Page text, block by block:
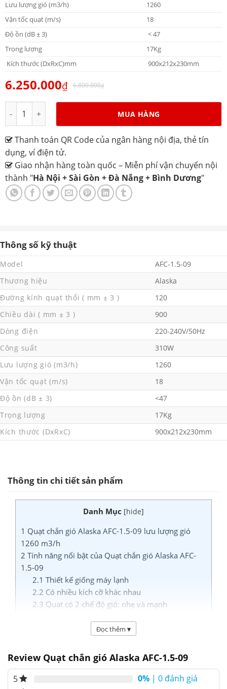
Lưu lượng gió (m3/h)
1260
Vận tốc quạt (m/s)
18
Độ ồn (dB ± 3)
< 47
Trọng lượng
17Kg
Kích thước (DxRxC)mm
900x212x230mm
6.250.000₫ 6.800.000₫
MUA HÀNG
Thanh toán QR Code của ngân hàng nội địa, thẻ tín
dụng, ví điện tử.
Giao nhận hàng toàn quốc – Miễn phí vận chuyển nội
thành "Hà Nội + Sài Gòn + Đà Nẵng + Bình Dương"
Thông số kỹ thuật
Model
AFC-1.5-09
Thương hiệu
Alaska
Đường kính quạt thổi ( mm ± 3 )
120
Chiều dài ( mm ± 3 )
900
Dòng điện
220-240V/50Hz
Công suất
310W
Lưu lượng gió (m3/h)
1260
Vận tốc quạt (m/s)
18
Độ ồn (dB ± 3)
<47
Trọng lượng
17Kg
Kích thước (DxRxC)
900x212x230mm
Thông tin chi tiết sản phẩm
Danh Mục [hide]
1 Quạt chắn gió Alaska AFC-1.5-09 lưu lượng gió
1260 m3/h
2 Tính năng nổi bật của Quạt chắn gió Alaska AFC-
1.5-09
2.1 Thiết kế giống máy lạnh
2.2 Có nhiều kích cỡ khác nhau
2.3 Quạt có 2 chế độ gió: nhẹ và mạnh
Tạo ra bức màn không khí
4Tư vấn mua hàng
Quạt chắn gió Alaska AFC-1.5-09 lưu
Đọc thêm ▾
Review Quạt chắn gió Alaska AFC-1.5-09
5 0% | 0 đánh giá